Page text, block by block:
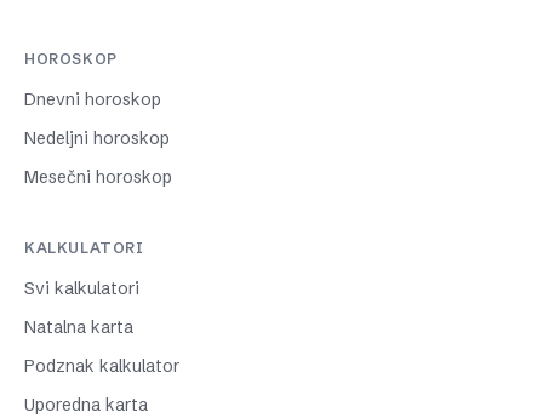
HOROSKOP
Dnevni horoskop
Nedeljni horoskop
Mesečni horoskop
KALKULATORI
Svi kalkulatori
Natalna karta
Podznak kalkulator
Uporedna karta